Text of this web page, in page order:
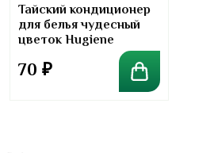
Тайский кондиционер
для белья чудесный
цветок Hugiene
70 ₽